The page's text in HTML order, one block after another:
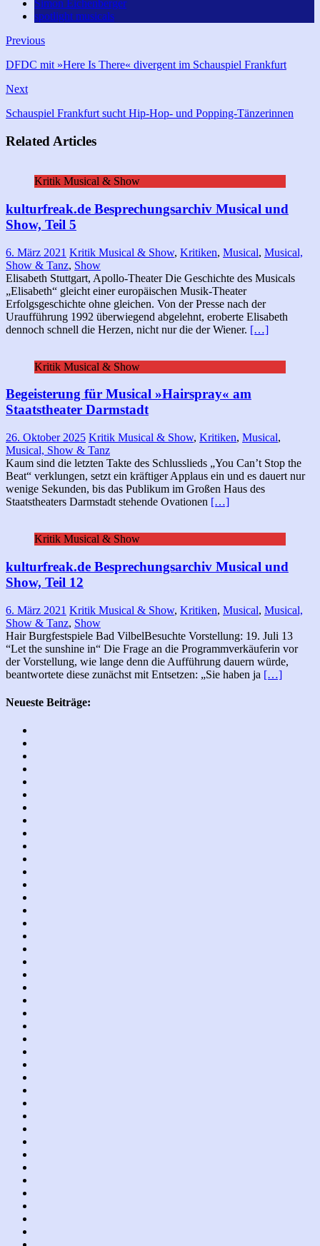
Simon Eichenberger
spotlight musicals
Previous
DFDC mit »Here Is There« divergent im Schauspiel Frankfurt
Next
Schauspiel Frankfurt sucht Hip-Hop- und Popping-Tänzerinnen
Related Articles
Kritik Musical & Show
kulturfreak.de Besprechungsarchiv Musical und
Show, Teil 5
6. März 2021 Kritik Musical & Show, Kritiken, Musical, Musical,
Show & Tanz, Show
Elisabeth Stuttgart, Apollo-Theater Die Geschichte des Musicals
„Elisabeth“ gleicht einer europäischen Musik-Theater
Erfolgsgeschichte ohne gleichen. Von der Presse nach der
Uraufführung 1992 überwiegend abgelehnt, eroberte Elisabeth
dennoch schnell die Herzen, nicht nur die der Wiener. […]
Kritik Musical & Show
Begeisterung für Musical »Hairspray« am
Staatstheater Darmstadt
26. Oktober 2025 Kritik Musical & Show, Kritiken, Musical,
Musical, Show & Tanz
Kaum sind die letzten Takte des Schlusslieds „You Can’t Stop the
Beat“ verklungen, setzt ein kräftiger Applaus ein und es dauert nur
wenige Sekunden, bis das Publikum im Großen Haus des
Staatstheaters Darmstadt stehende Ovationen […]
Kritik Musical & Show
kulturfreak.de Besprechungsarchiv Musical und
Show, Teil 12
6. März 2021 Kritik Musical & Show, Kritiken, Musical, Musical,
Show & Tanz, Show
Hair Burgfestspiele Bad VilbelBesuchte Vorstellung: 19. Juli 13
“Let the sunshine in“ Die Frage an die Programmverkäuferin vor
der Vorstellung, wie lange denn die Aufführung dauern würde,
beantwortete diese zunächst mit Entsetzen: „Sie haben ja […]
Neueste Beiträge: